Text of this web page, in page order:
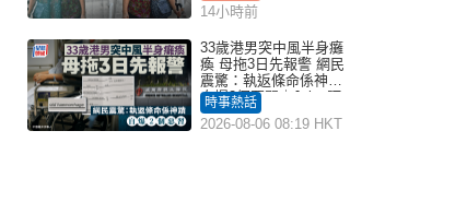
14小時前
33歲港男突中風半身癱
瘓 母拖3日先報警 網民
震驚：執返條命係神蹟
自爆2個惡習｜Juicy叮
時事熱話
2026-08-06 08:19 HKT